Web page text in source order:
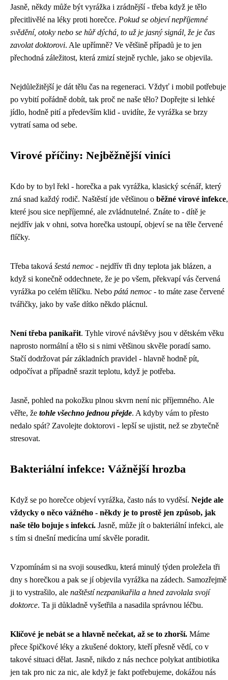
Jasně, někdy může být vyrážka i zrádnější - třeba když je tělo
přecitlivělé na léky proti horečce. Pokud se objeví nepříjemné
svědění, otoky nebo se hůř dýchá, to už je jasný signál, že je čas
zavolat doktorovi. Ale upřímně? Ve většině případů je to jen
přechodná záležitost, která zmizí stejně rychle, jako se objevila.
Nejdůležitější je dát tělu čas na regeneraci. Vždyť i mobil potřebuje
po vybití pořádně dobít, tak proč ne naše tělo? Dopřejte si lehké
jídlo, hodně pití a především klid - uvidíte, že vyrážka se brzy
vytratí sama od sebe.
Virové příčiny: Nejběžnější viníci
Kdo by to byl řekl - horečka a pak vyrážka, klasický scénář, který
zná snad každý rodič. Naštěstí jde většinou o běžné virové infekce,
které jsou sice nepříjemné, ale zvládnutelné. Znáte to - dítě je
nejdřív jak v ohni, sotva horečka ustoupí, objeví se na těle červené
flíčky.
Třeba taková šestá nemoc - nejdřív tři dny teplota jak blázen, a
když si konečně oddechnete, že je po všem, překvapí vás červená
vyrážka po celém tělíčku. Nebo pátá nemoc - to máte zase červené
tvářičky, jako by vaše dítko někdo plácnul.
Není třeba panikařit. Tyhle virové návštěvy jsou v dětském věku
naprosto normální a tělo si s nimi většinou skvěle poradí samo.
Stačí dodržovat pár základních pravidel - hlavně hodně pít,
odpočívat a případně srazit teplotu, když je potřeba.
Jasně, pohled na pokožku plnou skvrn není nic příjemného. Ale
věřte, že tohle všechno jednou přejde. A kdyby vám to přesto
nedalo spát? Zavolejte doktorovi - lepší se ujistit, než se zbytečně
stresovat.
Bakteriální infekce: Vážnější hrozba
Když se po horečce objeví vyrážka, často nás to vyděsí. Nejde ale
vždycky o něco vážného - někdy je to prostě jen způsob, jak
naše tělo bojuje s infekcí. Jasně, může jít o bakteriální infekci, ale
s tím si dnešní medicína umí skvěle poradit.
Vzpomínám si na svoji sousedku, která minulý týden proležela tři
dny s horečkou a pak se jí objevila vyrážka na zádech. Samozřejmě
ji to vystrašilo, ale naštěstí nezpanikařila a hned zavolala svojí
doktorce. Ta ji důkladně vyšetřila a nasadila správnou léčbu.
Klíčové je nebát se a hlavně nečekat, až se to zhorší. Máme
přece špičkové léky a zkušené doktory, kteří přesně vědí, co v
takové situaci dělat. Jasně, nikdo z nás nechce polykat antibiotika
jen tak pro nic za nic, ale když je fakt potřebujeme, dokážou nás